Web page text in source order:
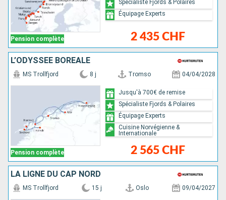
Pension complète 2 435 CHF
Spécialiste Fjords & Polaires
Équipage Experts
L’ODYSSÉE BORÉALE
Pension complète
MS Trollfjord 8 j Tromso 04/04/2028
2 565 CHF
Jusqu'à 700€ de remise
Spécialiste Fjords & Polaires
Équipage Experts
Cuisine Norvégienne &
Internationale
LA LIGNE DU CAP NORD
MS Trollfjord 15 j Oslo 09/04/2027